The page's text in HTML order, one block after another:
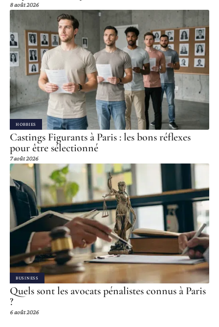
8 août 2026
HOBBIES
Castings Figurants à Paris : les bons réflexes
pour être sélectionné
7 août 2026
BUSINESS
Quels sont les avocats pénalistes connus à Paris
?
6 août 2026